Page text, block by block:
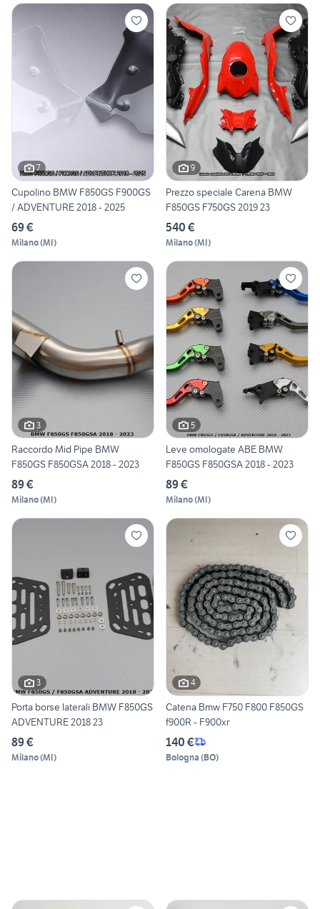
7
Cupolino BMW F850GS F900GS
/ ADVENTURE 2018 - 2025
69 €
Milano(MI)
9
Prezzo speciale Carena BMW
F850GS F750GS 2019 23
540 €
Milano(MI)
3
Raccordo Mid Pipe BMW
F850GS F850GSA 2018 - 2023
89 €
Milano(MI)
5
Leve omologate ABE BMW
F850GS F850GSA 2018 - 2023
89 €
Milano(MI)
3
Porta borse laterali BMW F850GS
ADVENTURE 2018 23
89 €
Milano(MI)
4
Catena Bmw F750 F800 F850GS
f900R - F900xr
140 €
Bologna (BO)